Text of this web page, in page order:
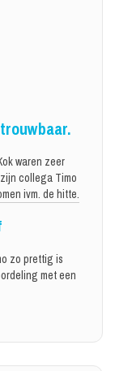
waren zeer
collega Timo
ivm. de hitte.
zo prettig is
met een